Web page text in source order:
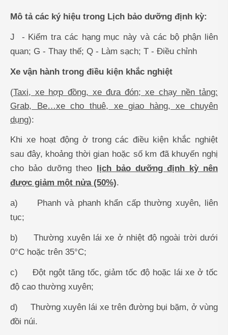
Mô tả các ký hiệu trong Lịch bảo dưỡng định kỳ:
J - Kiểm tra các hạng mục này và các bộ phận liên
quan; G - Thay thế; Q - Làm sạch; T - Điều chỉnh
Xe vận hành trong điều kiện khắc nghiệt
(Taxi, xe hợp đồng, xe đưa đón; xe chạy nền tảng:
Grab, Be…xe cho thuê, xe giao hàng, xe chuyên
dụng):
Khi xe hoạt động ở trong các điều kiện khắc nghiệt
sau đây, khoảng thời gian hoặc số km đã khuyến nghị
cho bảo dưỡng theo lịch bảo dưỡng định kỳ nên
được giảm một nửa(50%).
a) Phanh và phanh khẩn cấp thường xuyên, liên
tục;
b)Thường xuyên lái xe ở nhiệt độ ngoài trời dưới
0°C hoặc trên 35°C;
c)Đột ngột tăng tốc, giảm tốc độ hoặc lái xe ở tốc
độ cao thường xuyên;
d) Thường xuyên lái xe trên đường bụi bặm, ở vùng
đồi núi.